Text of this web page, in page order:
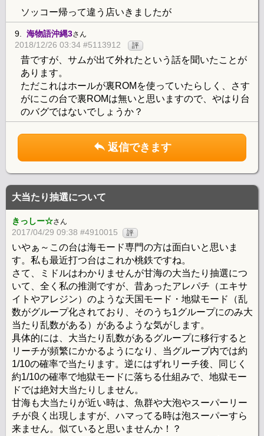
ソッコー帰って違う店いきましたが
9. 海物語沖縄3さん
2018/12/26 03:34 #5113912 評
昔ですが、サムが出て外れたという話を聞いたことが
あります。
ただこれはホールが裏ROMを使っていたらしく、さす
がにこの台で裏ROMは無いと思いますので、やはり台
のバグではないでしょうか？
返信できます
大当たり抽選について
きっしー☆さん
2017/04/29 09:38 #4910015 評
いやぁ～この台は海モード専門の方は面白いと思いま
す。私も最近打つ台はこれか桃鉄ですね。
さて、ミドルはわかりませんが甘海の大当たり抽選につ
いて、全く私の推測ですが、昔あったアレパチ（エキサ
イトやアレジン）のような天国モード・地獄モード（乱
数がグループ化されており、そのうち1グループにのみ大
当たり乱数がある）があるような気がします。
具体的には、大当たり乱数があるグループに移行すると
リーチが頻繁にかかるようになり、当グループ内では約
1/10の確率で当たります。逆にはずれリーチ後、同じく
約1/10の確率で地獄モードに落ちる仕組みで、地獄モー
ドでは絶対大当たりしません。
甘海も大当たりが近い時は、魚群や大泡やスーパーリー
チが良く出現しますが、ハマってる時は泡スーパーすら
来ません。似ていると思いませんか！？